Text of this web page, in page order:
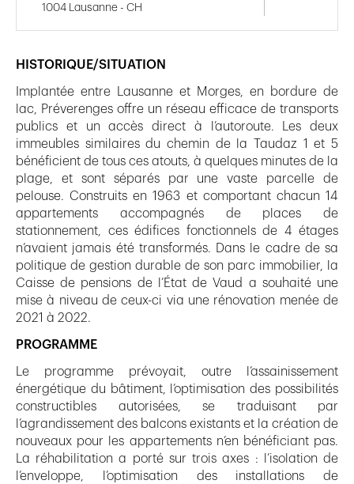
HISTORIQUE/SITUATION
Implantée entre Lausanne et Morges, en bordure de
lac, Préverenges offre un réseau efficace de transports
publics et un accès direct à l’autoroute. Les deux
immeubles similaires du chemin de la Taudaz 1 et 5
bénéficient de tous ces atouts, à quelques minutes de la
plage, et sont séparés par une vaste parcelle de
pelouse. Construits en 1963 et comportant chacun 14
appartements accompagnés de places de
stationnement, ces édifices fonctionnels de 4 étages
n’avaient jamais été transformés. Dans le cadre de sa
politique de gestion durable de son parc immobilier, la
Caisse de pensions de l’État de Vaud a souhaité une
mise à niveau de ceux-ci via une rénovation menée de
2021 à 2022.
PROGRAMME
Le programme prévoyait, outre l’assainissement
énergétique du bâtiment, l’optimisation des possibilités
constructibles autorisées, se traduisant par
l’agrandissement des balcons existants et la création de
nouveaux pour les appartements n’en bénéficiant pas.
La réhabilitation a porté sur trois axes : l’isolation de
l’enveloppe, l’optimisation des installations de
1004 Lausanne - CH